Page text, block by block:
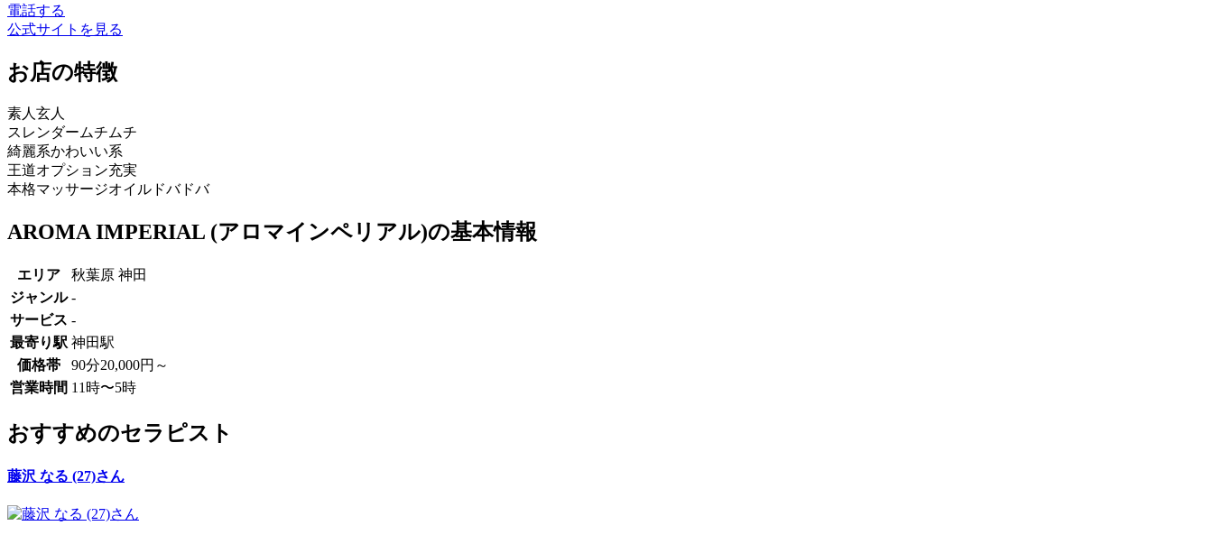
電話する
公式サイトを見る
お店の特徴
素人 玄人
スレンダー ムチムチ
綺麗系かわいい系
王道オプション充実
本格マッサージオイルドバドバ
AROMA IMPERIAL (アロマインペリアル)の基本情報
エリア
秋葉原 神田
ジャンル -
サービス -
最寄り駅 神田駅
価格帯
90分20,000円～
営業時間 11時〜5時
おすすめのセラピスト
藤沢 なる (27)さん